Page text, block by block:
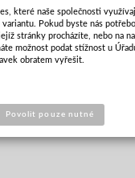
které naše společnosti
Pokud byste nás
stránky procházíte, nebo na
možnost podat stížnost u
obratem vyřešit.
Povolit pouze nutné